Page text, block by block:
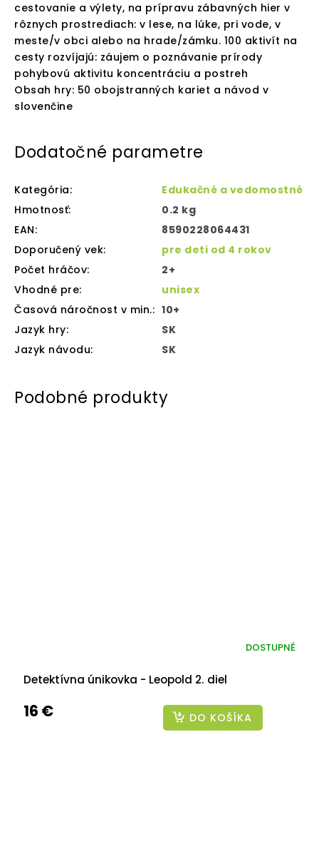
cestovanie a výlety, na prípravu zábavných hier v
rôznych prostrediach: v lese, na lúke, pri vode, v
meste/v obci alebo na hrade/zámku. 100 aktivít na
cesty rozvíjajú: záujem o poznávanie prírody
pohybovú aktivitu koncentráciu a postreh
Obsah hry: 50 obojstranných kariet a návod v
slovenčine
Dodatočné parametre
Kategória:
Edukačné a vedomostné
Hmotnosť:
0.2 kg
EAN:
8590228064431
Doporučený vek:
pre deti od 4 rokov
Počet hráčov:
2+
Vhodné pre:
unisex
Časová náročnost v min.: 10+
Jazyk hry:
SK
Jazyk návodu: SK
Detektívna únikovka - Leopold 2. diel
DOSTUPNÉ
16 € DO KOŠÍKA